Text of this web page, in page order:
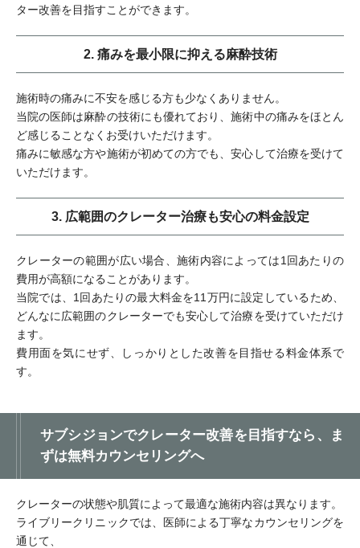
ター改善を目指すことができます。
2. 痛みを最小限に抑える麻酔技術
施術時の痛みに不安を感じる方も少なくありません。
当院の医師は麻酔の技術にも優れており、施術中の痛みをほとん
ど感じることなくお受けいただけます。
痛みに敏感な方や施術が初めての方でも、安心して治療を受けて
いただけます。
3. 広範囲のクレーター治療も安心の料金設定
クレーターの範囲が広い場合、施術内容によっては1回あたりの
費用が高額になることがあります。
当院では、1回あたりの最大料金を11万円に設定しているため、
どんなに広範囲のクレーターでも安心して治療を受けていただけ
ます。
費用面を気にせず、しっかりとした改善を目指せる料金体系で
す。
サブシジョンでクレーター改善を目指すなら、ま
ずは無料カウンセリングへ
クレーターの状態や肌質によって最適な施術内容は異なります。
ライブリークリニックでは、医師による丁寧なカウンセリングを
通じて、